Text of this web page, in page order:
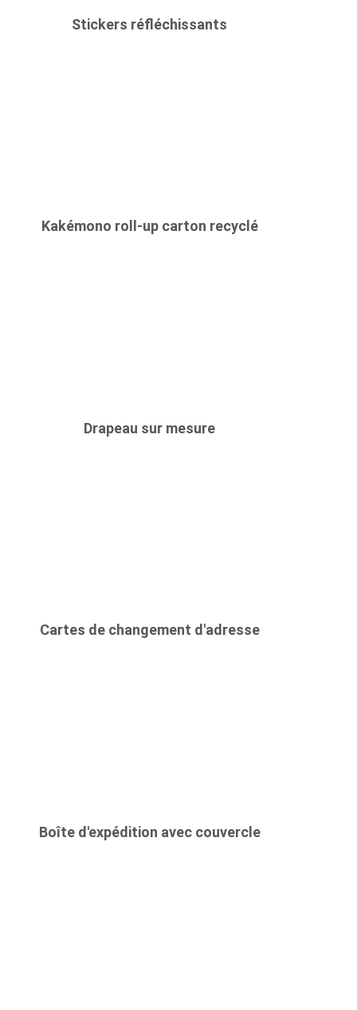
Stickers réfléchissants
Kakémono roll-up carton recyclé
Drapeau sur mesure
Cartes de changement d'adresse
Boîte d'expédition avec couvercle